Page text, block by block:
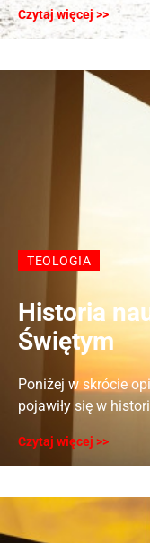
Czytaj więcej >>
TEOLOGIA
Historia
Świętym
Poniżej w skrócie
pojawiły się w
Czytaj więcej >>